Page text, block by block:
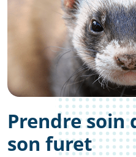
Prendre soin
son furet